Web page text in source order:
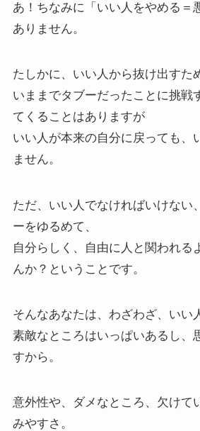
あ！ちなみに「いい人をやめる＝
ありません。
たしかに、いい人から抜け出すた
いままでタブーだったことに挑戦
てくることはありますが
いい人が本来の自分に戻っても、
ません。
ただ、いい人でなければいけない
ーをゆるめて、
自分らしく、自由に人と関われる
んか？ということです。
そんなあなたは、わざわざ、いい
素敵なところはいっぱいあるし、
すから。
意外性や、ダメなところ、欠けて
みやすさ。